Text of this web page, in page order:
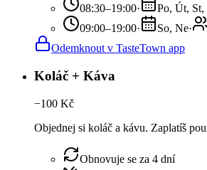
08:30–19:00· Po, Út, St,
09:00–19:00· So, Ne·
Odemknout v TasteTown app
Koláč + Káva
−100 Kč
Objednej si koláč a kávu. Zaplatíš
Obnovuje se za 4 dní